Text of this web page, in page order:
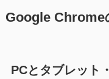
Google Chrome
PCとタブレット